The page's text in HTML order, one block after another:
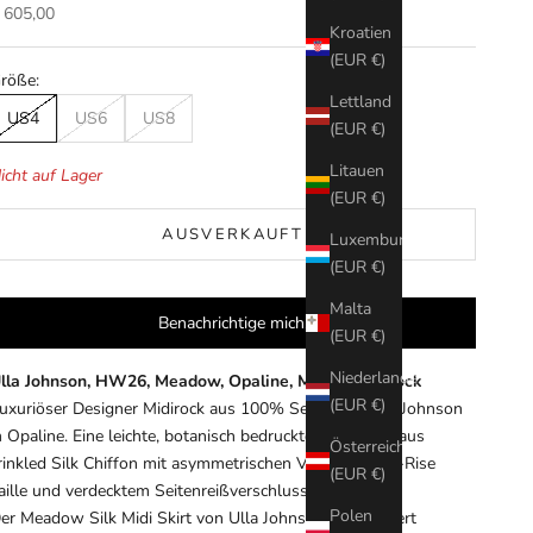
Kroatien
(EUR €)
Lettland
(EUR €)
Litauen
(EUR €)
Luxemburg
(EUR €)
Malta
(EUR €)
Niederlande
(EUR €)
Österreich
(EUR €)
Polen
US4
US6 US8
auf Lager
AUSVERKAUFT
Benachrichtige mich.
Johnson, HW26, Meadow, Opaline, Midi Seidenrock
Designer Midirock aus 100% Seide von Ulla Johnson
Opaline. Eine leichte, botanisch bedruckte Silhouette aus
Silk Chiffon mit asymmetrischen Volants, High-Rise
und verdecktem Seitenreißverschluss.
Meadow Silk Midi Skirt von Ulla Johnson interpretiert